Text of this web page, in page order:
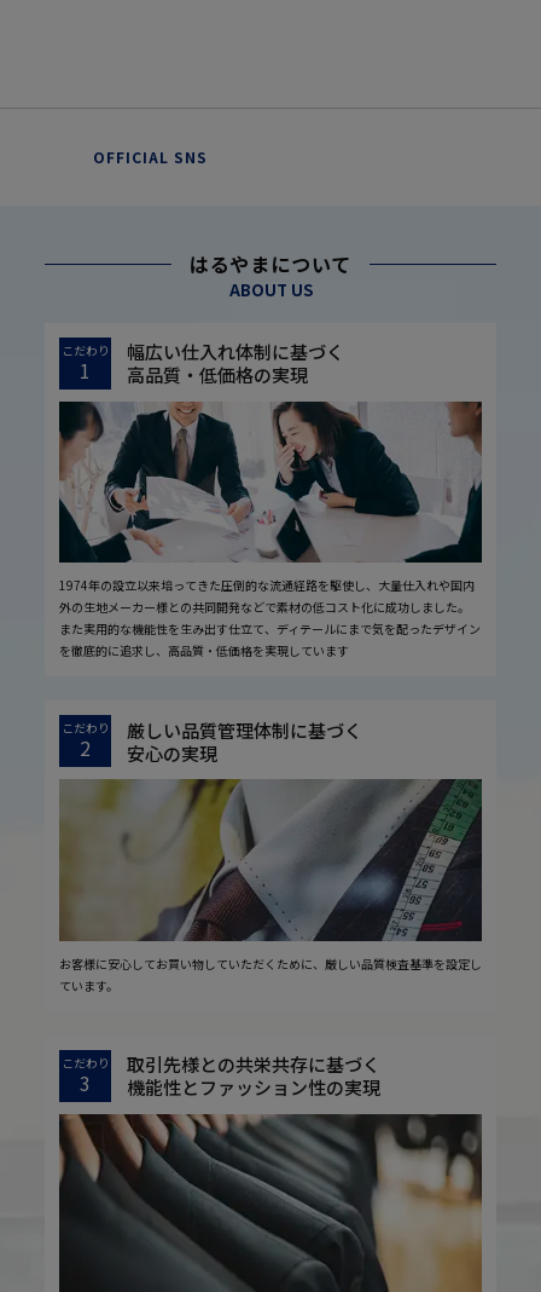
OFFICIAL SNS
はるやまについて
ABOUT US
こだわり
1
幅広い仕入れ体制に基づく
高品質・低価格の実現
1974年の設立以来培ってきた圧倒的な流通経路を駆使し、大量仕入れや国内
外の生地メーカー様との共同開発などで素材の低コスト化に成功しました。
また実用的な機能性を生み出す仕立て、ディテールにまで気を配ったデザイン
を徹底的に追求し、高品質・低価格を実現しています
こだわり
2
厳しい品質管理体制に基づく
安心の実現
お客様に安心してお買い物していただくために、厳しい品質検査基準を設定し
ています。
こだわり
3
取引先様との共栄共存に基づく
機能性とファッション性の実現